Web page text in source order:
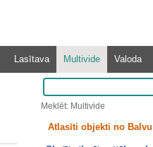
Lasītava Multivide Valoda
Meklēt: Multivide
Atlasīti objekti no